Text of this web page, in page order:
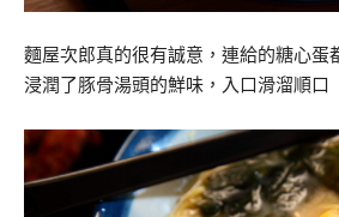
麵屋次郎真的很有誠意，連給的糖心蛋
浸潤了豚骨湯頭的鮮味，入口滑溜順口